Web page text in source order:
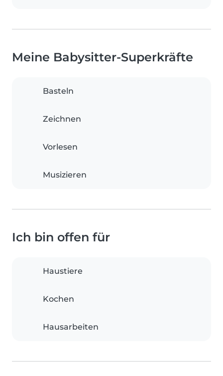
Meine Babysitter-Superkräfte
Basteln
Zeichnen
Vorlesen
Musizieren
Ich bin offen für
Haustiere
Kochen
Hausarbeiten